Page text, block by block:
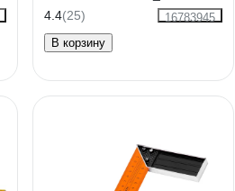
4.4(25)
16783945
В корзину